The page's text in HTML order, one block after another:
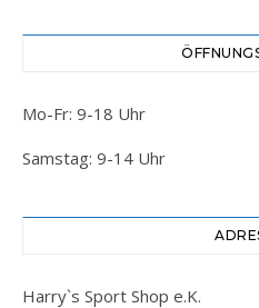
Mo-Fr: 9-18 Uhr
Samstag: 9-14 Uhr
Harry`s Sport Shop e.K.